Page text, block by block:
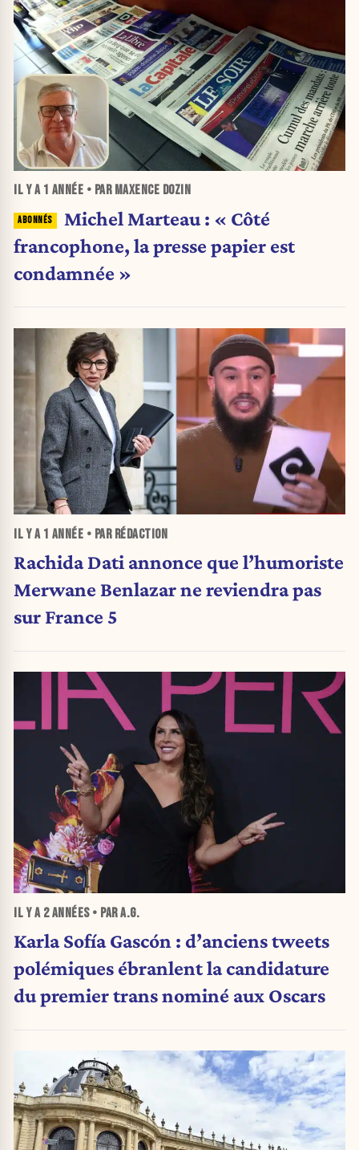
IL Y A 1 ANNÉE • PAR MAXENCE DOZIN
Michel Marteau : « Côté
francophone, la presse papier est
condamnée »
IL Y A 1 ANNÉE • PAR RÉDACTION
Rachida Dati annonce que l’humoriste
Merwane Benlazar ne reviendra pas
sur France 5
IL Y A 2 ANNÉES• PAR A.G.
Karla Sofía Gascón : d’anciens tweets
polémiques ébranlent la candidature
du premier trans nominé aux Oscars